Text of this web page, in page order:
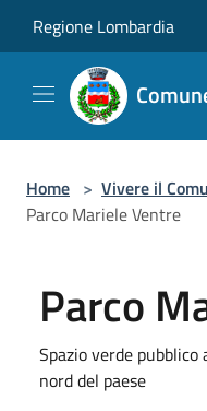
Regione Lombardia
Home > Vivere il
Parco Mariele Ventre
Parco
Spazio verde pubblico
nord del paese